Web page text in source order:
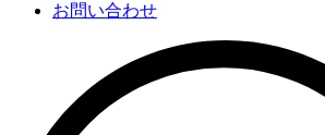
お問い合わせ